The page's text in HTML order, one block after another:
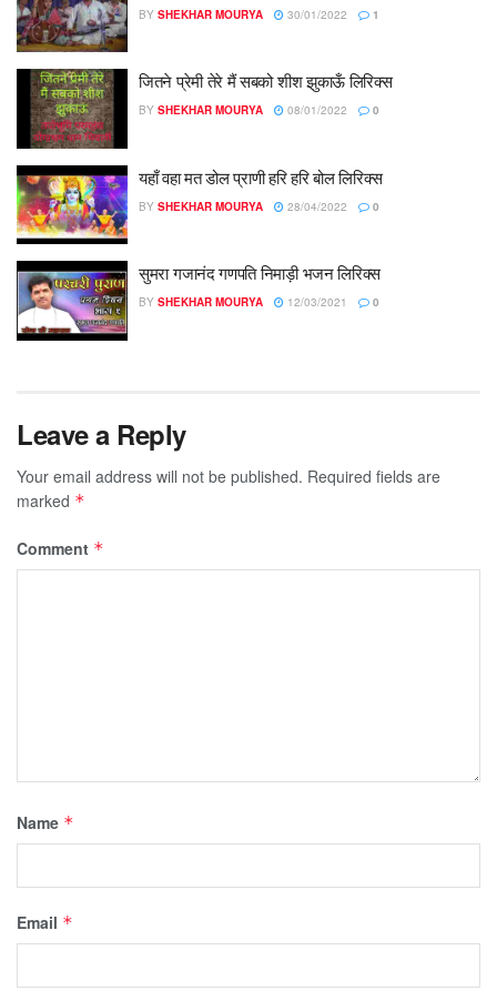
BY SHEKHAR MOURYA 30/01/2022 1
जितने प्रेमी तेरे मैं सबको शीश झुकाऊँ लिरिक्स
BY SHEKHAR MOURYA 08/01/2022 0
यहाँ वहा मत डोल प्राणी हरि हरि बोल लिरिक्स
BY SHEKHAR MOURYA 28/04/2022 0
सुमरा गजानंद गणपति निमाड़ी भजन लिरिक्स
BY SHEKHAR MOURYA 12/03/2021 0
Leave a Reply
Your email address will not be published. Required fields are
marked *
Comment *
Name *
Email *